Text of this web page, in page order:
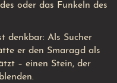
oder das Funkeln des
denkbar: Als Sucher
er den Smaragd als
– einen Stein, der